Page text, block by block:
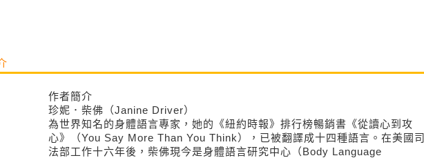
作者簡介
珍妮．柴佛（Janine Driver）
為世界知名的身體語言專家，她的《紐約時報》排行榜暢銷書《從讀心到攻
心》（You Say More Than You Think），已被翻譯成十四種語言。在美國司
法部工作十六年後，柴佛現今是身體語言研究中心（Body Language